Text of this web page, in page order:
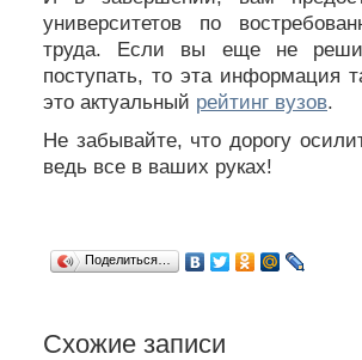
университетов по
труда. Если вы еще не
поступать, то эта информация
это актуальный рейтинг вузов.
Не забывайте, что дорогу
ведь все в ваших руках!
Поделиться…
Cхожие записи